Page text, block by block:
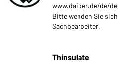
www.daiber.de/de/
Bitte wenden Sie
Sachbearbeiter.
Thinsulate